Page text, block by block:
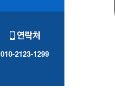
010-2123-1299